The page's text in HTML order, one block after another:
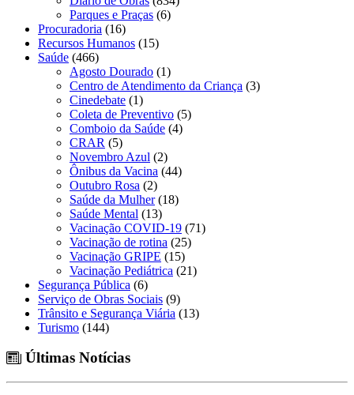
Parques e Praças (6)
Procuradoria (16)
Recursos Humanos (15)
Saúde (466)
Agosto Dourado (1)
Centro de Atendimento da Criança (3)
Cinedebate (1)
Coleta de Preventivo (5)
Comboio da Saúde (4)
CRAR (5)
Novembro Azul (2)
Ônibus da Vacina (44)
Outubro Rosa (2)
Saúde da Mulher(18)
Saúde Mental (13)
Vacinação COVID-19 (71)
Vacinação de rotina (25)
Vacinação GRIPE (15)
Vacinação Pediátrica (21)
Segurança Pública (6)
Serviço de Obras Sociais (9)
Trânsito e Segurança Viária (13)
Turismo (144)
Últimas Notícias